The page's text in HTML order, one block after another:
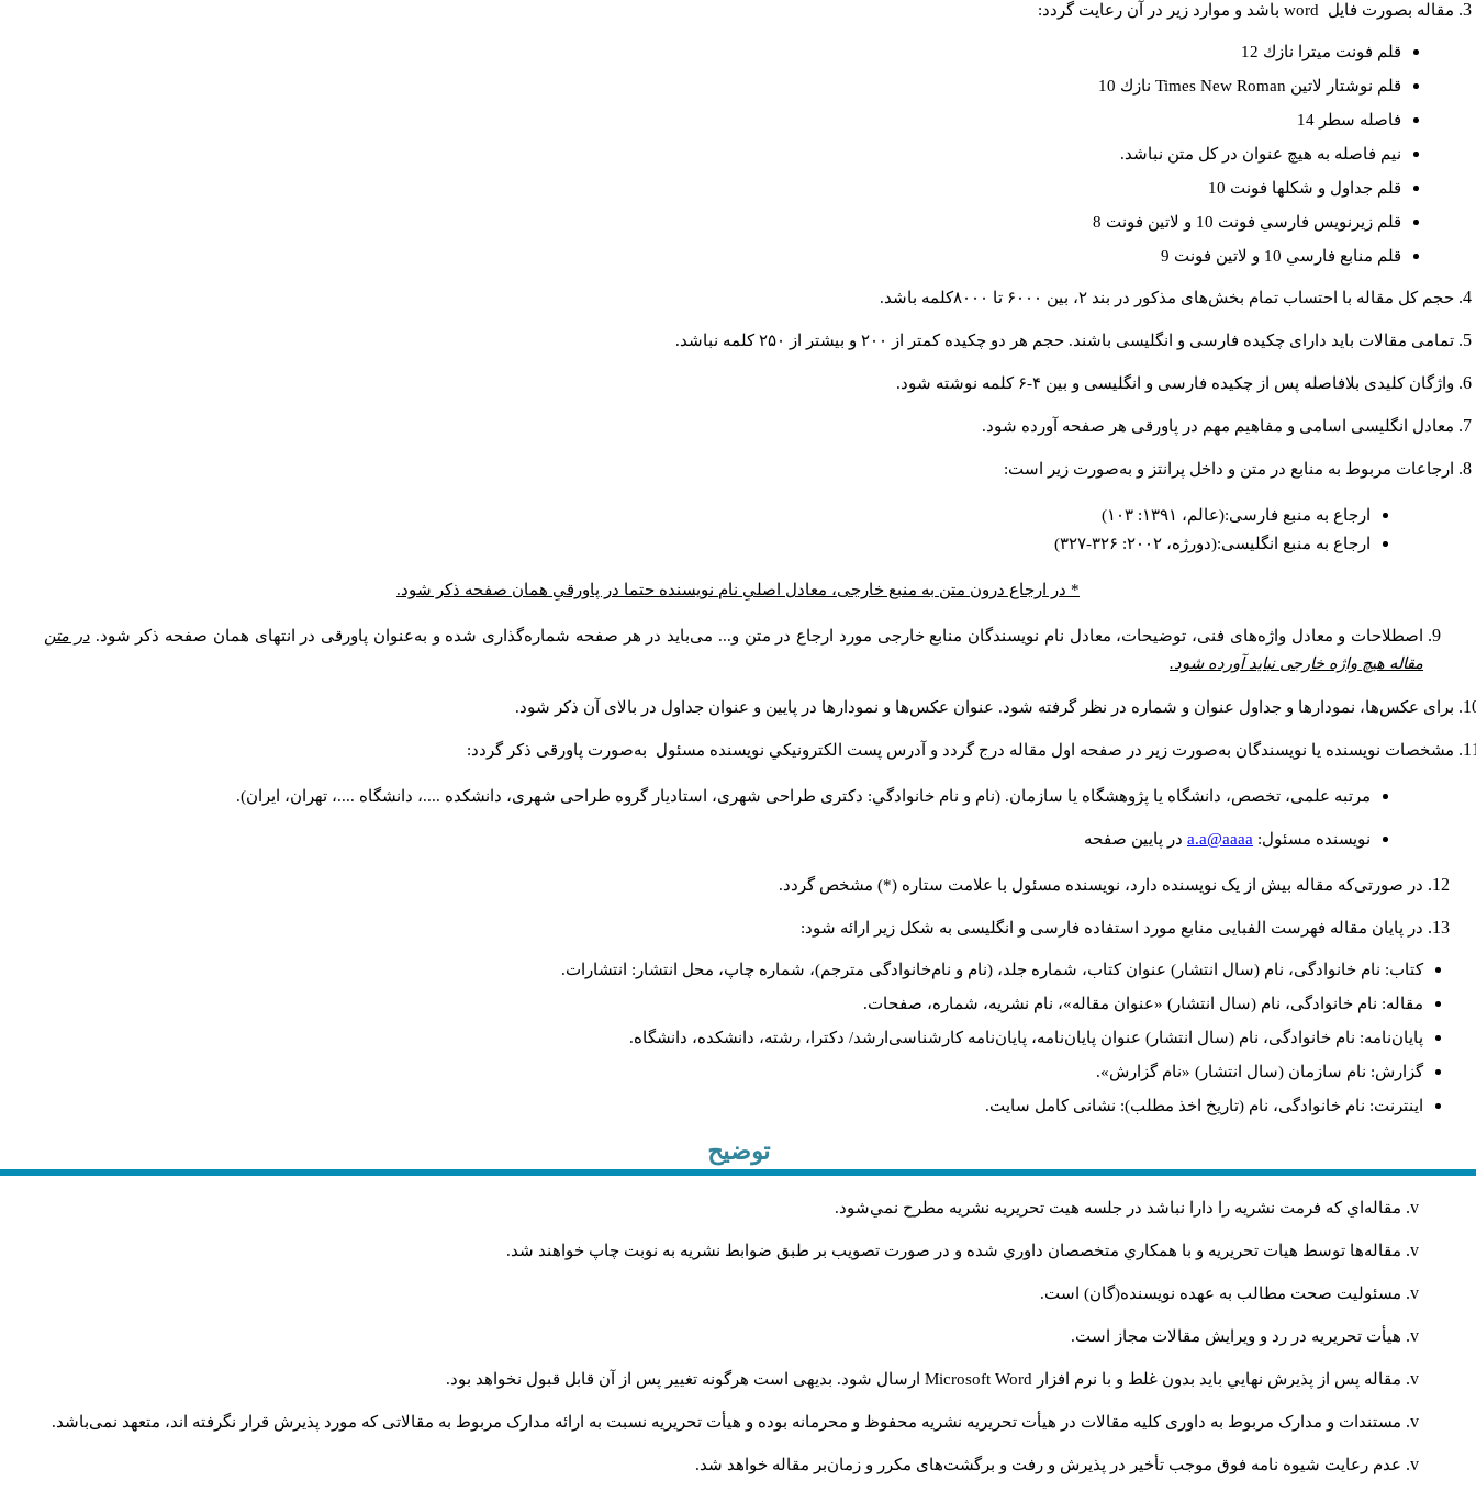
مقاله بصورت فايل word باشد و موارد زير در آن رعايت گردد:
قلم فونت ميترا نازك 12
قلم نوشتار لاتين Times New Roman نازك 10
فاصله سطر 14
نيم فاصله به هيچ عنوان در كل متن نباشد.
قلم جداول و شكلها فونت 10
قلم زيرنويس فارسي فونت 10 و لاتين فونت 8
قلم منابع فارسي 10 و لاتين فونت 9
حجم کل مقاله با احتساب تمام بخش‌های مذکور در بند ۲، بین ۶۰۰۰ تا ۸۰۰۰کلمه باشد.
تمامی مقالات باید دارای چکیده فارسی و انگلیسی باشند. حجم هر دو چکیده کمتر از ۲۰۰ و بیشتر از ۲۵۰ کلمه نباشد.
واژگان کلیدی بلافاصله پس از چکیده فارسی و انگلیسی و بین ۴-۶ کلمه نوشته شود.
معادل انگلیسی اسامی و مفاهیم مهم در پاورقی هر صفحه آورده شود.
ارجاعات مربوط به منابع در متن و داخل پرانتز و به‌صورت زیر است:
ارجاع به منبع فارسی:(عالم، ۱۳۹۱: ۱۰۳)
ارجاع به منبع انگلیسی:(دورژه، ۲۰۰۲: ۳۲۶-۳۲۷)
* در ارجاع درون متن به منبع خارجی، معادل اصلیِ نام نویسنده حتما در پاورقیِ همان صفحه ذکر شود.
اصطلاحات و معادل واژه‌های فنی، توضیحات، معادل نام نویسندگان منابع خارجی مورد ارجاع در متن و... می‌باید در هر صفحه شماره‌گذاری شده و به‌عنوان پاورقی در انتهای همان صفحه ذکر شود. در متن
مقاله هیچ واژه خارجی نباید آورده شود.
برای عکس‌ها، نمودارها و جداول عنوان و شماره در نظر گرفته شود. عنوان عکس‌ها و نمودارها در پایین و عنوان جداول در بالای آن ذکر شود.
مشخصات نویسنده یا نویسندگان به‌صورت زیر در صفحه اول مقاله درج گردد و آدرس پست الكترونيكي نويسنده مسئول به‌صورت پاورقی ذکر گردد:
مرتبه علمی، تخصص، دانشگاه یا پژوهشگاه یا سازمان. (نام و نام خانوادگي: دکتری طراحی شهری، استادیار گروه طراحی شهری، دانشکده ....، دانشگاه ....، تهران، ایران).
نويسنده مسئول: a.a@aaaa در پايين صفحه
در صورتی‌که مقاله بیش از یک نویسنده دارد، نویسنده مسئول با علامت ستاره (*) مشخص گردد.
در پایان مقاله فهرست الفبایی منابع مورد استفاده فارسی و انگلیسی به شکل زیر ارائه شود:
کتاب: نام خانوادگی، نام (سال انتشار) عنوان کتاب، شماره جلد، (نام و نام‌خانوادگی مترجم)، شماره چاپ، محل انتشار: انتشارات.
مقاله: نام خانوادگی، نام (سال انتشار) «عنوان مقاله»، نام نشریه، شماره، صفحات.
پایان‌نامه: نام خانوادگی، نام (سال انتشار) عنوان پایان‌نامه، پایان‌نامه کارشناسی‌ارشد/ دکترا، رشته، دانشکده، دانشگاه.
گزارش: نام سازمان (سال انتشار) «نام گزارش».
اینترنت: نام خانوادگی، نام (تاریخ اخذ مطلب): نشانی کامل سایت.
توضیح
مقاله‌اي كه فرمت نشريه را دارا نباشد در جلسه هيت تحريريه نشريه مطرح نمي‌شود.
مقاله‌ها توسط هیات تحريريه و با همکاري متخصصان داوري شده و در صورت تصويب بر طبق ضوابط نشريه به نوبت چاپ خواهند شد.
مسئوليت صحت مطالب به عهده نويسنده(گان) است.
هيأت تحريريه در رد و ويرايش مقالات مجاز است.
مقاله پس از پذيرش نهايي باید بدون غلط و با نرم افزار Microsoft Word ارسال شود. بدیهی است هرگونه تغییر پس از آن قابل قبول نخواهد بود.
مستندات و مدارک مربوط به داوری کلیه مقالات در هیأت تحریریه نشریه محفوظ و محرمانه بوده و هیأت تحریریه نسبت به ارائه مدارک مربوط به مقالاتی که مورد پذیرش قرار نگرفته اند، متعهد نمی‌باشد.
عدم رعایت شیوه نامه فوق موجب تأخیر در پذیرش و رفت و برگشت‌‌های مکرر و زمان‌بر مقاله خواهد شد.